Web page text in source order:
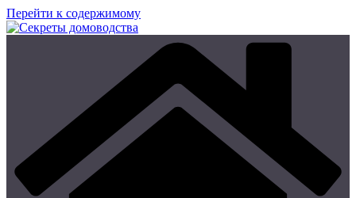
Перейти к содержимому